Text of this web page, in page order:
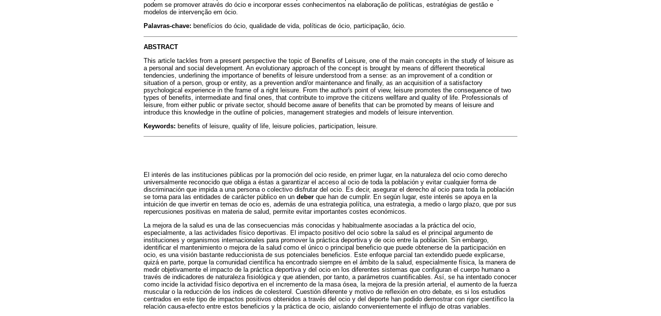
podem se promover através do ócio e incorporar esses conhecimentos na elaboração de políticas, estratégias de gestão e
modelos de intervenção em ócio.
Palavras-chave: benefícios do ócio, qualidade de vida, políticas de ócio, participação, ócio.
ABSTRACT
This article tackles from a present perspective the topic of Benefits of Leisure, one of the main concepts in the study of leisure as
a personal and social development. An evolutionary approach of the concept is brought by means of different theoretical
tendencies, underlining the importance of benefits of leisure understood from a sense: as an improvement of a condition or
situation of a person, group or entity, as a prevention and/or maintenance and finally, as an acquisition of a satisfactory
psychological experience in the frame of a right leisure. From the author's point of view, leisure promotes the consequence of two
types of benefits, intermediate and final ones, that contribute to improve the citizens wellfare and quality of life. Professionals of
leisure, from either public or private sector, should become aware of benefits that can be promoted by means of leisure and
introduce this knowledge in the outline of policies, management strategies and models of leisure intervention.
Keywords: benefits of leisure, quality of life, leisure policies, participation, leisure.
El interés de las instituciones públicas por la promoción del ocio reside, en primer lugar, en la naturaleza del ocio como derecho
universalmente reconocido que obliga a éstas a garantizar el acceso al ocio de toda la población y evitar cualquier forma de
discriminación que impida a una persona o colectivo disfrutar del ocio. Es decir, asegurar el derecho al ocio para toda la población
se torna para las entidades de carácter público en un deber que han de cumplir. En según lugar, este interés se apoya en la
intuición de que invertir en temas de ocio es, además de una estrategia política, una estrategia, a medio o largo plazo, que por sus
repercusiones positivas en materia de salud, permite evitar importantes costes económicos.
La mejora de la salud es una de las consecuencias más conocidas y habitualmente asociadas a la práctica del ocio,
especialmente, a las actividades físico deportivas. El impacto positivo del ocio sobre la salud es el principal argumento de
instituciones y organismos internacionales para promover la práctica deportiva y de ocio entre la población. Sin embargo,
identificar el mantenimiento o mejora de la salud como el único o principal beneficio que puede obtenerse de la participación en
ocio, es una visión bastante reduccionista de sus potenciales beneficios. Este enfoque parcial tan extendido puede explicarse,
quizá en parte, porque la comunidad científica ha encontrado siempre en el ámbito de la salud, especialmente física, la manera de
medir objetivamente el impacto de la práctica deportiva y del ocio en los diferentes sistemas que configuran el cuerpo humano a
través de indicadores de naturaleza fisiológica y que atienden, por tanto, a parámetros cuantificables. Así, se ha intentado conocer
como incide la actividad físico deportiva en el incremento de la masa ósea, la mejora de la presión arterial, el aumento de la fuerza
muscular o la reducción de los índices de colesterol. Cuestión diferente y motivo de reflexión en otro debate, es si los estudios
centrados en este tipo de impactos positivos obtenidos a través del ocio y del deporte han podido demostrar con rigor científico la
relación causa-efecto entre estos beneficios y la práctica de ocio, aislando convenientemente el influjo de otras variables.